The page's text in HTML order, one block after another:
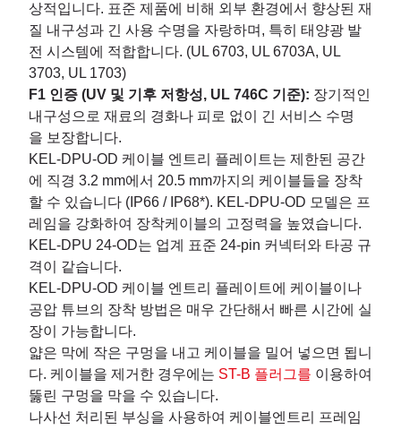
상적입니다. 표준 제품에 비해 외부 환경에서 향상된 재
질 내구성과 긴 사용 수명을 자랑하며, 특히 태양광 발
전 시스템에 적합합니다. (UL 6703, UL 6703A, UL
3703, UL 1703)
F1 인증 (UV 및 기후 저항성, UL 746C 기준): 장기적인
내구성으로 재료의 경화나 피로 없이 긴 서비스 수명
을 보장합니다.
KEL-DPU-OD 케이블 엔트리 플레이트는 제한된 공간
에 직경 3.2 mm에서 20.5 mm까지의 케이블들을 장착
할 수 있습니다 (IP66 / IP68*). KEL-DPU-OD 모델은 프
레임을 강화하여 장착케이블의 고정력을 높였습니다.
KEL-DPU 24-OD는 업계 표준 24-pin 커넥터와 타공 규
격이 같습니다.
KEL-DPU-OD 케이블 엔트리 플레이트에 케이블이나
공압 튜브의 장착 방법은 매우 간단해서 빠른 시간에 실
장이 가능합니다.
얇은 막에 작은 구멍을 내고 케이블을 밀어 넣으면 됩니
다. 케이블을 제거한 경우에는 ST-B 플러그를 이용하여
뚫린 구멍을 막을 수 있습니다.
나사선 처리된 부싱을 사용하여 케이블엔트리 프레임